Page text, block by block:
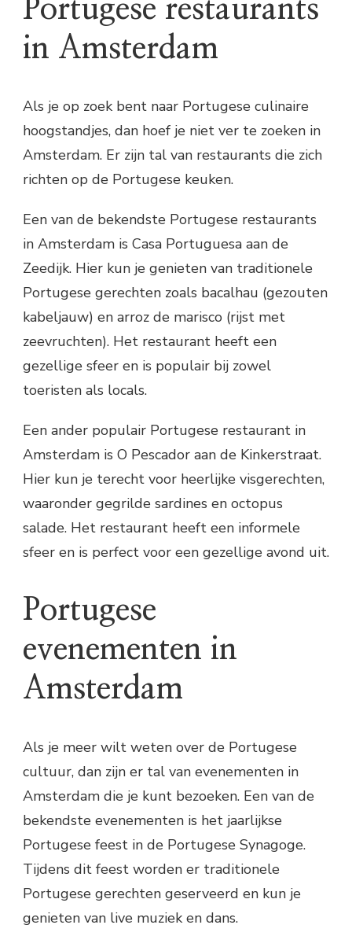
Portugese restaurants
in Amsterdam
Als je op zoek bent naar Portugese culinaire
hoogstandjes, dan hoef je niet ver te zoeken in
Amsterdam. Er zijn tal van restaurants die zich
richten op de Portugese keuken.
Een van de bekendste Portugese restaurants
in Amsterdam is Casa Portuguesa aan de
Zeedijk. Hier kun je genieten van traditionele
Portugese gerechten zoals bacalhau (gezouten
kabeljauw) en arroz de marisco (rijst met
zeevruchten). Het restaurant heeft een
gezellige sfeer en is populair bij zowel
toeristen als locals.
Een ander populair Portugese restaurant in
Amsterdam is O Pescador aan de Kinkerstraat.
Hier kun je terecht voor heerlijke visgerechten,
waaronder gegrilde sardines en octopus
salade. Het restaurant heeft een informele
sfeer en is perfect voor een gezellige avond uit.
Portugese
evenementen in
Amsterdam
Als je meer wilt weten over de Portugese
cultuur, dan zijn er tal van evenementen in
Amsterdam die je kunt bezoeken. Een van de
bekendste evenementen is het jaarlijkse
Portugese feest in de Portugese Synagoge.
Tijdens dit feest worden er traditionele
Portugese gerechten geserveerd en kun je
genieten van live muziek en dans.